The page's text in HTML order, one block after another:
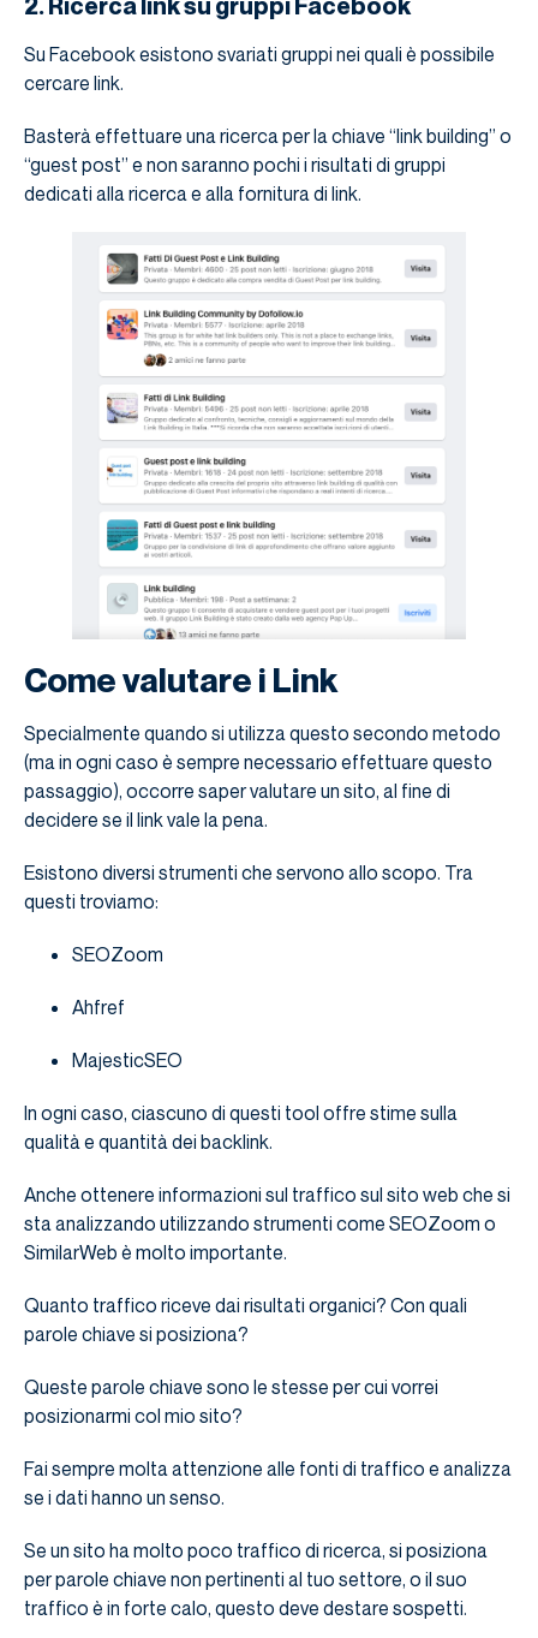
Su Facebook esistono svariati gruppi nei quali è possibile
cercare link.
Basterà effettuare una ricerca per la chiave “link building” o
“guest post” e non saranno pochi i risultati di gruppi
dedicati alla ricerca e alla fornitura di link.
Come valutare i Link
Specialmente quando si utilizza questo secondo metodo
(ma in ogni caso è sempre necessario effettuare questo
passaggio), occorre saper valutare un sito, al fine di
decidere se il link vale la pena.
Esistono diversi strumenti che servono allo scopo. Tra
questi troviamo:
SEOZoom
Ahfref
MajesticSEO
In ogni caso, ciascuno di questi tool offre stime sulla
qualità e quantità dei backlink.
Anche ottenere informazioni sul traffico sul sito web che si
sta analizzando utilizzando strumenti come SEOZoom o
SimilarWeb è molto importante.
Quanto traffico riceve dai risultati organici? Con quali
parole chiave si posiziona?
Queste parole chiave sono le stesse per cui vorrei
posizionarmi col mio sito?
Fai sempre molta attenzione alle fonti di traffico e analizza
se i dati hanno un senso.
Se un sito ha molto poco traffico di ricerca, si posiziona
per parole chiave non pertinenti al tuo settore, o il suo
traffico è in forte calo, questo deve destare sospetti.